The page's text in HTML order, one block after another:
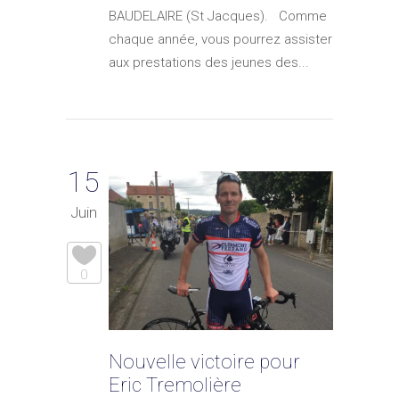
BAUDELAIRE (St Jacques). Comme
chaque année, vous pourrez assister
aux prestations des jeunes des...
15
Juin
0
Nouvelle victoire pour
Eric Tremolière